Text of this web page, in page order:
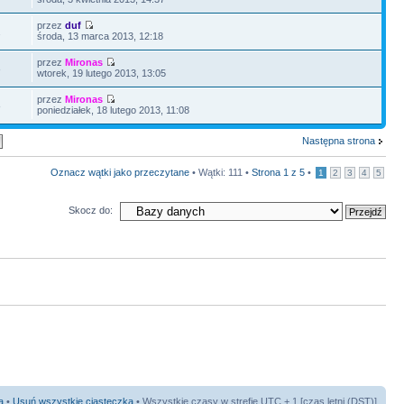
przezduf
środa, 13 marca 2013, 12:18
przezMironas
wtorek, 19 lutego 2013, 13:05
przezMironas
poniedziałek, 18 lutego 2013, 11:08
Następna strona
Oznacz wątki jako przeczytane • Wątki: 111 • Strona 1 z 5 • 1 2 3 4 5
Skocz do:
• Usuń wszystkie ciasteczka • Wszystkie czasy w strefie UTC + 1 [czas letni (DST)]